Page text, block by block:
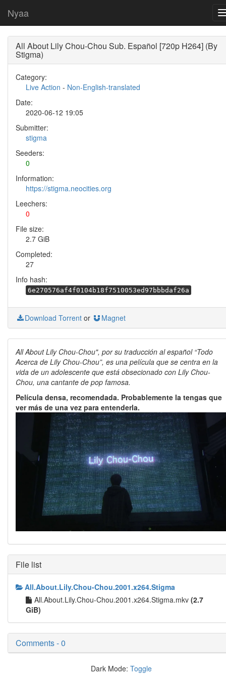
Nyaa
All About Lily Chou-Chou Sub. Español [720p H264] (By
Stigma)
Category:
Live Action - Non-English-translated
Date:
2020-06-12 19:05
Submitter:
stigma
Seeders:
0
Information:
https://stigma.neocities.org
Leechers:
0
File size:
2.7 GiB
Completed:
27
Info hash:
6e270576af4f0104b18f7510053ed97bbbdaf26a
Download Torrent or Magnet
All About Lily Chou-Chou", por su traducción al español “Todo
Acerca de Lily Chou-Chou”, es una película que se centra en la
vida de un adolescente que está obsecionado con Lily Chou-
Chou, una cantante de pop famosa.
Película densa, recomendada. Probablemente la tengas que
ver más de una vez para entenderla.
File list
All.About.Lily.Chou-Chou.2001.x264.Stigma
All.About.Lily.Chou-Chou.2001.x264.Stigma.mkv (2.7
GiB)
Comments - 0
Dark Mode: Toggle